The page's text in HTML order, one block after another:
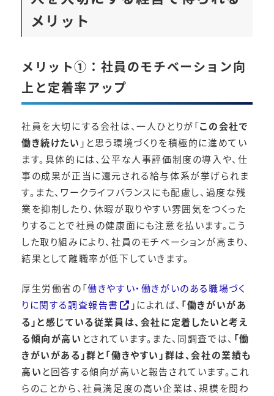
メリット
メリット①：社員のモチベーション向
上と定着率アップ
社員を大切にする会社は、一人ひとりが「この会社で
働き続けたい 」と思う環境づくりを積極的に進めてい
ます。具体的には、公平な人事評価制度の導入や、仕
事の成果が正当に還元される給与体系が挙げられま
す。また、ワークライフバランスにも配慮し、過度な残
業を抑制したり、休暇が取りやすい雰囲気をつくった
りすることで社員の健康面にも注意を払います。こう
した取り組みにより、社員のモチベーションが高まり、
結果として離職率が低下していきます。
厚生労働省の「働きやすい・働きがいのある職場づく
りに関する調査報告書
」によれば、 「働きがいがあ
る」と感じている従業員は、会社に定着したいと考え
る傾向が高い とされています。​また、同調査では、 「働
きがいがある」群と「働きやすい」群は、会社の業績も
高い と回答する傾向が高いと報告されています。​これ
らのことから、社員満足度の高い企業は、規模を問わ